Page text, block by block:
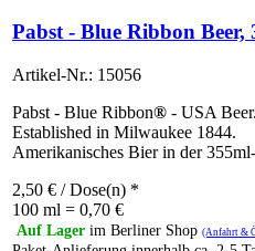
Pabst - Blue Ribbon Beer,
Artikel-Nr.: 15056
Pabst - Blue Ribbon® - USA Beer.
Established in Milwaukee 1844.
Amerikanisches Bier in der
2,50 € / Dose(n) *
100 ml = 0,70 €
Auf Lager im Berliner Shop (Anfahrt &